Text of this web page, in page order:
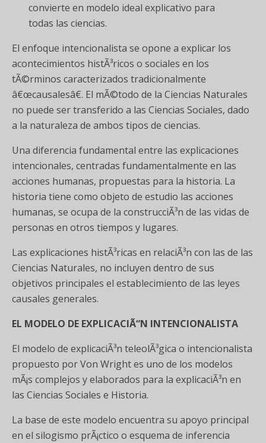
convierte en modelo ideal explicativo para
todas las ciencias.
El enfoque intencionalista se opone a explicar los
acontecimientos histÃ³ricos o sociales en los
tÃ©rminos caracterizados tradicionalmente
â€œcausalesâ€. El mÃ©todo de la Ciencias Naturales
no puede ser transferido a las Ciencias Sociales, dado
a la naturaleza de ambos tipos de ciencias.
Una diferencia fundamental entre las explicaciones
intencionales, centradas fundamentalmente en las
acciones humanas, propuestas para la historia. La
historia tiene como objeto de estudio las acciones
humanas, se ocupa de la construcciÃ³n de las vidas de
personas en otros tiempos y lugares.
Las explicaciones histÃ³ricas en relaciÃ³n con las de las
Ciencias Naturales, no incluyen dentro de sus
objetivos principales el establecimiento de las leyes
causales generales.
EL MODELO DE EXPLICACIÃ“N INTENCIONALISTA
El modelo de explicaciÃ³n teleolÃ³gica o intencionalista
propuesto por Von Wright es uno de los modelos
mÃ¡s complejos y elaborados para la explicaciÃ³n en
las Ciencias Sociales e Historia.
La base de este modelo encuentra su apoyo principal
en el silogismo prÃ¡ctico o esquema de inferencia